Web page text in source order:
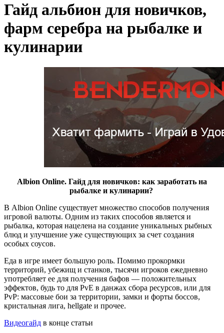
Гайд альбион для новичков,
фарм серебра на рыбалке и
кулинарии
Albion Online. Гайд для новичков: как заработать на
рыбалке и кулинарии?
В Albion Online существует множество способов получения
игровой валюты. Одним из таких способов является и
рыбалка, которая нацелена на создание уникальных рыбных
блюд и улучшение уже существующих за счет создания
особых соусов.
Еда в игре имеет большую роль. Помимо прокормки
территорий, убежищ и станков, тысячи игроков ежедневно
употребляет ее для получения бафов — положительных
эффектов, будь то для PvE в данжах сбора ресурсов, или для
PvP: массовые бои за территории, замки и форты боссов,
кристальная лига, hellgate и прочее.
Видеогайд в конце статьи